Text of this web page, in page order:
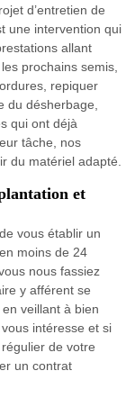
d’entretien de
une intervention qui
allant
prochains semis,
repiquer
du désherbage,
qui ont déjà
tâche, nos
du matériel adapté.
et
vous établir un
moins de 24
nous fassiez
y afférent se
veillant à bien
intéresse et si
de votre
un contrat